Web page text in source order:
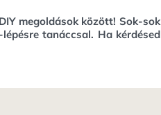
megoldások között! Sok-sok
tanáccsal. Ha kérdésed